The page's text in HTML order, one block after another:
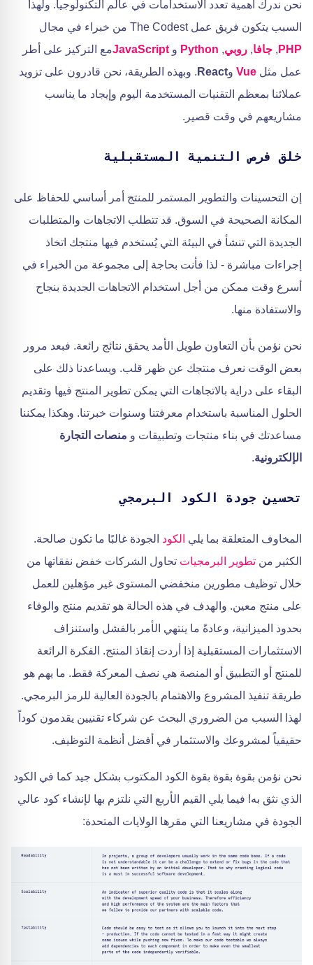
نحن ندرك أهمية تعدد الاستخدامات في عالم التكنولوجيا. ولهذا
السبب يتكون فريق عمل The Codest من خبراء في مجال
PHP
, جافا, روبي,
Python و JavaScriptمع التركيز على أطر
عمل مثل Vue وReact . وبهذه الطريقة، نحن قادرون على تزويد
عملائنا بمعظم التقنيات المستخدمة اليوم وإيجاد ما يناسب
مشاريعهم في وقت قصير.
خلق فرص التنمية المستقبلية
إن التحسينات والتطوير المستمر للمنتج أمر أساسي للحفاظ على
المكانة الصحيحة في السوق. قد تتطلب الاتجاهات والمتطلبات
الجديدة التي تنشأ في البيئة التي يُستخدم فيها منتجك اتخاذ
إجراءات مباشرة - لذا فأنت بحاجة إلى مجموعة من الخبراء في
أسرع وقت ممكن من أجل استخدام الاتجاهات الجديدة بنجاح
والاستفادة منها.
نحن نؤمن بأن التعاون طويل الأمد يحقق نتائج رائعة. فبعد مرور
بعض الوقت نعرف منتجك عن ظهر قلب. ويساعدنا ذلك على
البقاء على دراية بالاتجاهات التي يمكن تطوير المنتج فيها وتقديم
الحلول المناسبة باستخدام معرفتنا وسنوات خبرتنا. وهكذا يمكننا
مساعدتك في بناء منتجات وتطبيقات و منصات التجارة
الإلكترونية.
تحسين جودة الكود البرمجي
المخاوف المتعلقة بما يلي الكود الجودة غالبًا ما تكون صالحة.
الكثير من تطوير البرمجيات تحاول الشركات خفض نفقاتها من
خلال توظيف مطورين منخفضي المستوى غير مؤهلين للعمل
على منتج معين. والهدف في هذه الحالة هو تقديم منتج والوفاء
بحدود الميزانية، وعادةً ما ينتهي الأمر بالفشل واستنزاف
الاستثمارات المستقبلية إذا أردت إنقاذ المنتج. الفكرة الرائعة
للمنتج أو التطبيق أو المنصة هي نصف المعركة فقط. ما يهم هو
طريقة تنفيذ المشروع والاهتمام بالجودة العالية للرمز البرمجي.
لهذا السبب من الضروري البحث عن شركاء تقنيين يقدمون كوداً
حقيقياً لمشروعك والاستثمار في أفضل أنظمة التوظيف.
نحن نؤمن بقوة بقوة بقوة الكود المكتوب بشكل جيد كما في الكود
الذي نثق به! فيما يلي القيم الأربع التي نلتزم بها لإنشاء كود عالي
الجودة في مشاريعنا التي مقرها الولايات المتحدة: